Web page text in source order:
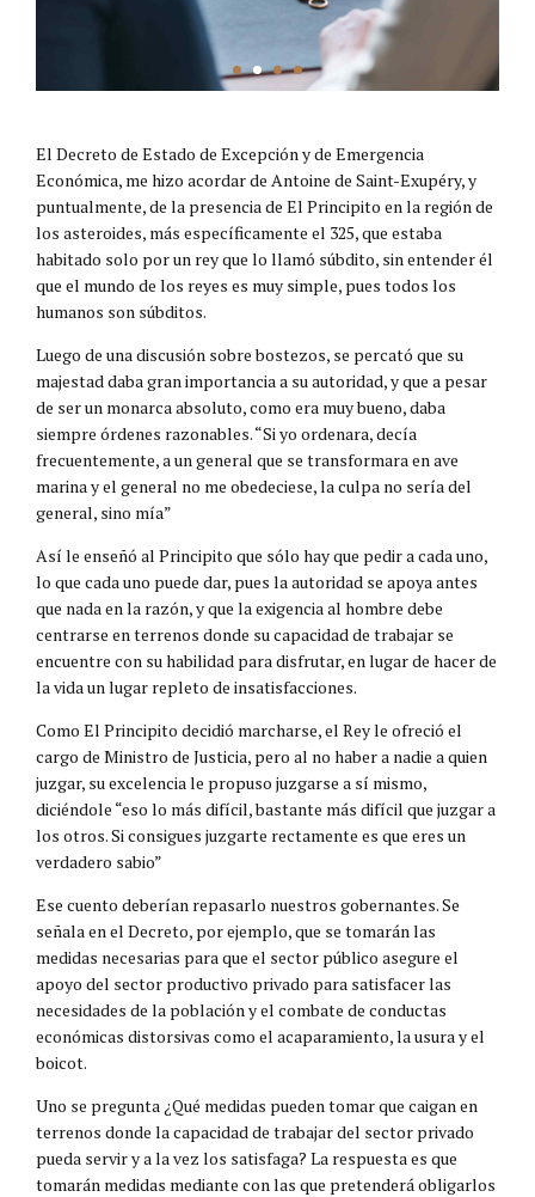
El Decreto de Estado de Excepción y de Emergencia
Económica, me hizo acordar de Antoine de Saint-Exupéry, y
puntualmente, de la presencia de El Principito en la región de
los asteroides, más específicamente el 325, que estaba
habitado solo por un rey que lo llamó súbdito, sin entender él
que el mundo de los reyes es muy simple, pues todos los
humanos son súbditos.
Luego de una discusión sobre bostezos, se percató que su
majestad daba gran importancia a su autoridad, y que a pesar
de ser un monarca absoluto, como era muy bueno, daba
siempre órdenes razonables. “Si yo ordenara, decía
frecuentemente, a un general que se transformara en ave
marina y el general no me obedeciese, la culpa no sería del
general, sino mía”
Así le enseñó al Principito que sólo hay que pedir a cada uno,
lo que cada uno puede dar, pues la autoridad se apoya antes
que nada en la razón, y que la exigencia al hombre debe
centrarse en terrenos donde su capacidad de trabajar se
encuentre con su habilidad para disfrutar, en lugar de hacer de
la vida un lugar repleto de insatisfacciones.
Como El Principito decidió marcharse, el Rey le ofreció el
cargo de Ministro de Justicia, pero al no haber a nadie a quien
juzgar, su excelencia le propuso juzgarse a sí mismo,
diciéndole “eso lo más difícil, bastante más difícil que juzgar a
los otros. Si consigues juzgarte rectamente es que eres un
verdadero sabio”
Ese cuento deberían repasarlo nuestros gobernantes. Se
señala en el Decreto, por ejemplo, que se tomarán las
medidas necesarias para que el sector público asegure el
apoyo del sector productivo privado para satisfacer las
necesidades de la población y el combate de conductas
económicas distorsivas como el acaparamiento, la usura y el
boicot.
Uno se pregunta ¿Qué medidas pueden tomar que caigan en
terrenos donde la capacidad de trabajar del sector privado
pueda servir y a la vez los satisfaga? La respuesta es que
tomarán medidas mediante con las que pretenderá obligarlos